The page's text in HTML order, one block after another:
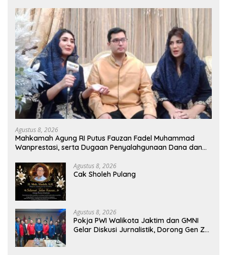
Agustus 8, 2026
Mahkamah Agung RI Putus Fauzan Fadel Muhammad
Wanprestasi, serta Dugaan Penyalahgunaan Dana dan
Agustus 8, 2026
Cak Sholeh Pulang
Agustus 8, 2026
Pokja PWI Walikota Jaktim dan GMNI
Gelar Diskusi Jurnalistik, Dorong Gen Z